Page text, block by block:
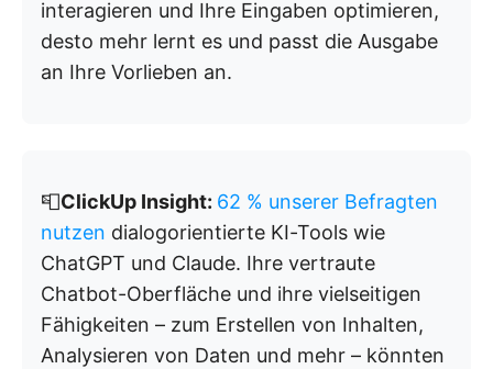
interagieren und Ihre Eingaben optimieren,
desto mehr lernt es und passt die Ausgabe
an Ihre Vorlieben an.
📮ClickUp Insight: 62 % unserer Befragten
nutzen dialogorientierte KI-Tools wie
ChatGPT und Claude. Ihre vertraute
Chatbot-Oberfläche und ihre vielseitigen
Fähigkeiten – zum Erstellen von Inhalten,
Analysieren von Daten und mehr – könnten